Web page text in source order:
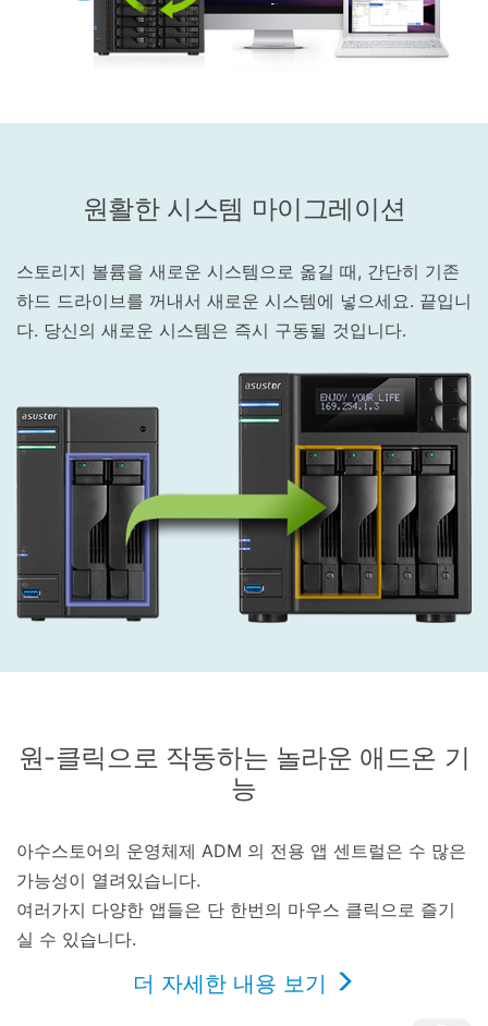
원활한 시스템 마이그레이션
스토리지 볼륨을 새로운 시스템으로 옮길 때, 간단히 기존
하드 드라이브를 꺼내서 새로운 시스템에 넣으세요. 끝입니
다. 당신의 새로운 시스템은 즉시 구동될 것입니다.
원-클릭으로 작동하는 놀라운 애드온 기
능
아수스토어의 운영체제 ADM 의 전용 앱 센트럴은 수 많은
가능성이 열려있습니다.
여러가지 다양한 앱들은 단 한번의 마우스 클릭으로 즐기
실 수 있습니다.
더 자세한 내용 보기